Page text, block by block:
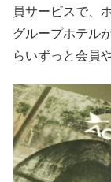
員サービスで、
グループホテル
らいずっと会員